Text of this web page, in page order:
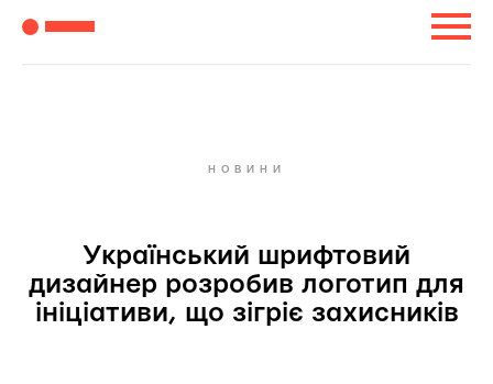
НОВИНИ
Український шрифтовий
дизайнер розробив логотип для
ініціативи, що зігріє захисників